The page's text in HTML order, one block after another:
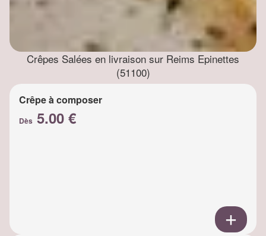
Crêpes Salées en livraison sur Reims Epinettes
(51100)
Crêpe à composer
Dès 5.00 €